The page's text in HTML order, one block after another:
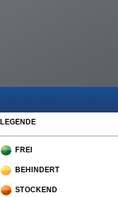
LEGENDE
FREI
BEHINDERT
STOCKEND